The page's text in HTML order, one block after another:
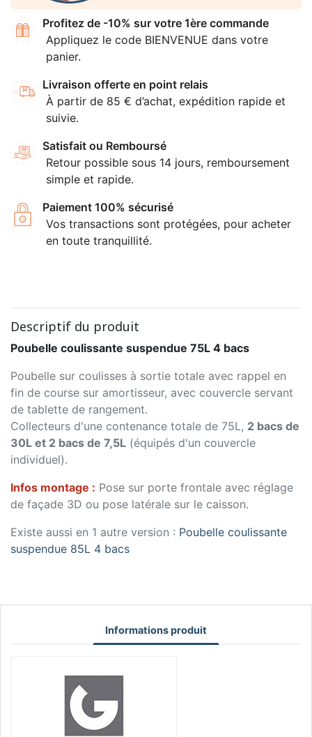
Profitez de -10% sur votre 1ère commande
Appliquez le code BIENVENUE dans votre
panier.
Livraison offerte en point relais
À partir de 85 € d’achat, expédition rapide et
suivie.
Satisfait ou Remboursé
Retour possible sous 14 jours, remboursement
simple et rapide.
Paiement 100% sécurisé
Vos transactions sont protégées, pour acheter
en toute tranquillité.
Descriptif du produit
Poubelle coulissante suspendue 75L 4 bacs
Poubelle sur coulisses à sortie totale avec rappel en
fin de course sur amortisseur, avec couvercle servant
de tablette de rangement.
Collecteurs d'une contenance totale de 75L, 2 bacs de
30L et 2 bacs de 7,5L (équipés d'un couvercle
individuel).
Infos montage : Pose sur porte frontale avec réglage
de façade 3D ou pose latérale sur le caisson.
Existe aussi en 1 autre version : Poubelle coulissante
suspendue 85L 4 bacs
Informations produit